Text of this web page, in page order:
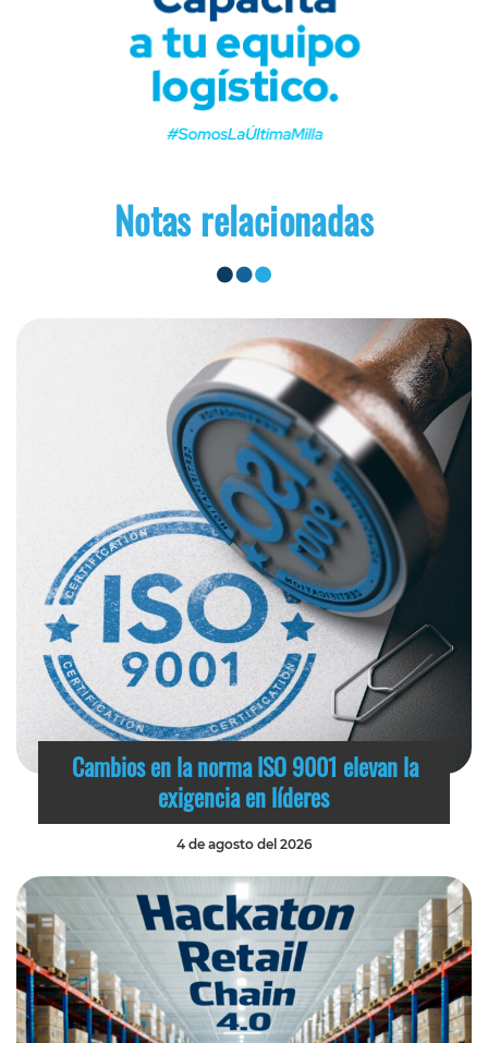
Notas relacionadas
Cambios en la norma ISO 9001 elevan la
exigencia en líderes
4 de agosto del 2026